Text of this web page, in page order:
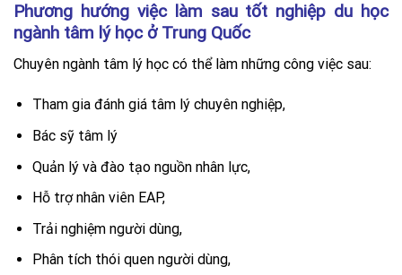
Phương hướng việc làm sau tốt nghiệp du học
ngành tâm lý học ở Trung Quốc
Chuyên ngành tâm lý học có thể làm những công việc sau:
Tham gia đánh giá tâm lý chuyên nghiệp,
Bác sỹ tâm lý
Quản lý và đào tạo nguồn nhân lực,
Hỗ trợ nhân viên EAP,
Trải nghiệm người dùng,
Phân tích thói quen người dùng,